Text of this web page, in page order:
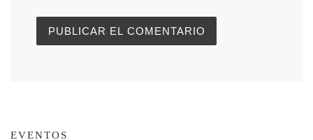
EVENTOS